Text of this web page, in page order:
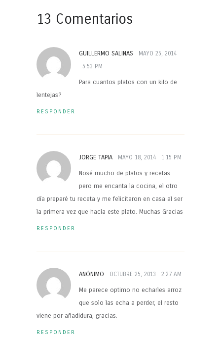
13 Comentarios
GUILLERMO SALINAS
MAYO 25, 2014
5:53 PM
Para cuantos platos con un kilo de
lentejas?
RESPONDER
JORGE TAPIA MAYO 18, 2014 1:15 PM
Nosé mucho de platos y recetas
pero me encanta la cocina, el otro
día preparé tu receta y me felicitaron en casa al ser
la primera vez que hacía este plato. Muchas Gracias
RESPONDER
ANÓNIMO OCTUBRE 25, 2013 2:27 AM
Me parece optimo no echarles arroz
que solo las echa a perder, el resto
viene por añadidura, gracias.
RESPONDER